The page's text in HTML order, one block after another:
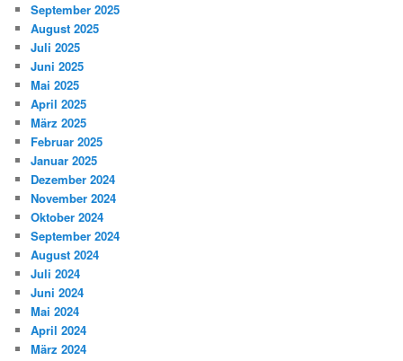
September 2025
August 2025
Juli 2025
Juni 2025
Mai 2025
April 2025
März 2025
Februar 2025
Januar 2025
Dezember 2024
November 2024
Oktober 2024
September 2024
August 2024
Juli 2024
Juni 2024
Mai 2024
April 2024
März 2024